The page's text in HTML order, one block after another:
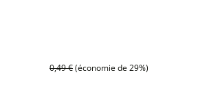
0,49 €(économie de 29%)